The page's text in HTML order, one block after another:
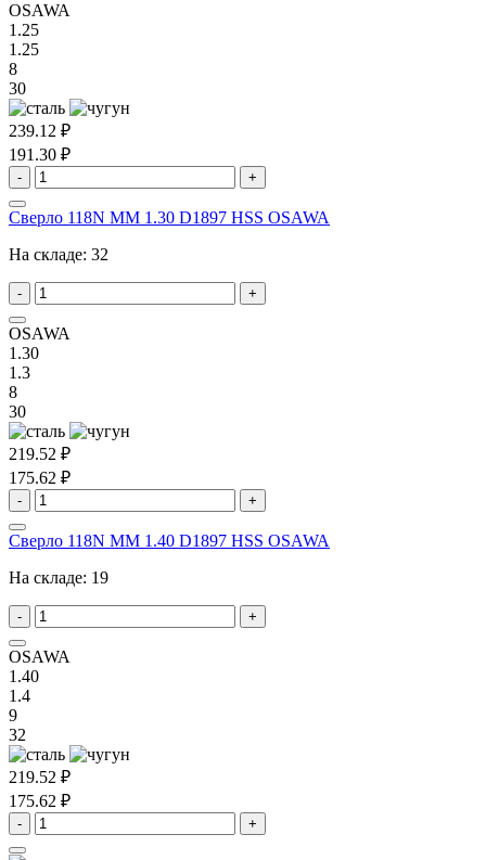
OSAWA
1.25
1.25
8
30
239.12 ₽
191.30 ₽
- +
Сверло 118N MM 1.30 D1897 HSS OSAWA
На складе: 32
- +
OSAWA
1.30
1.3
8
30
219.52 ₽
175.62 ₽
- +
Сверло 118N MM 1.40 D1897 HSS OSAWA
На складе: 19
- +
OSAWA
1.40
1.4
9
32
219.52 ₽
175.62 ₽
- +